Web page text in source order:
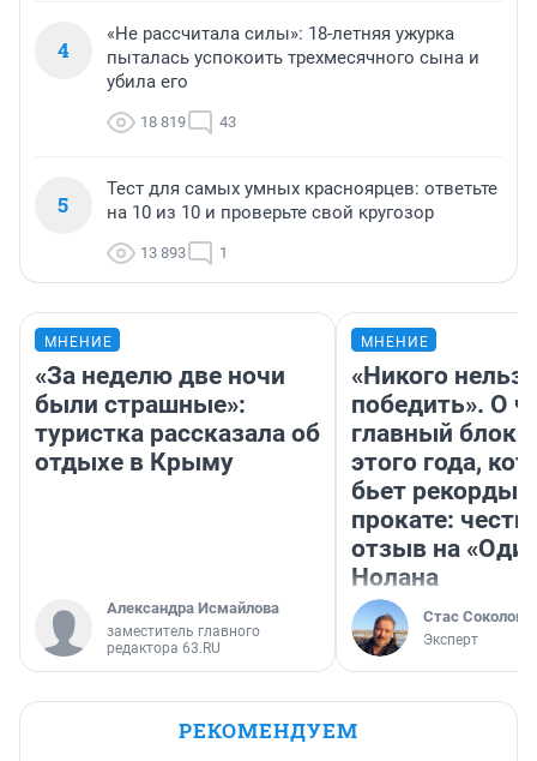
4
«Не рассчитала силы»: 18-летняя ужурка
пыталась успокоить трехмесячного сына и
убила его
18 819 43
5
Тест для самых умных красноярцев: ответьте
на 10 из 10 и проверьте свой кругозор
13 893 1
МНЕНИЕ
«За неделю две ночи
были страшные»:
туристка рассказала об
отдыхе в Крыму
Александра Исмайлова
заместитель главного
редактора 63.RU
МНЕНИЕ
«Никого нельзя
победить». О
главный
этого года,
бьет рекорды в
прокате:
отзыв на
Нолана
Стас Соколов
Эксперт
РЕКОМЕНДУЕМ